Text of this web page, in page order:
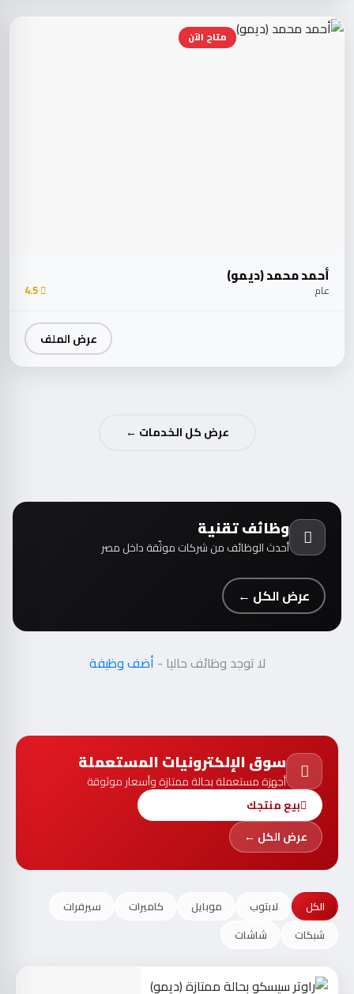
متاح الآن
أحمد محمد (ديمو)
عام 4.5
عرض الملف
عرض كل الخدمات ←
وظائف تقنية
أحدث الوظائف من شركات موثّقة داخل مصر
عرض الكل ←
لا توجد وظائف حاليا - أضف وظيفة
سوق الإلكترونيات المستعملة
أجهزة مستعملة بحالة ممتازة وأسعار موثوقة
بيع منتجك
عرض الكل ←
الكل لابتوب موبايل كاميرات
سيرفرات
شبكات
شاشات